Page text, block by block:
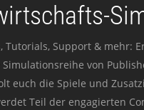
Tutorials, Support & mehr:
von
euch die Spiele und
Teil der engagierten